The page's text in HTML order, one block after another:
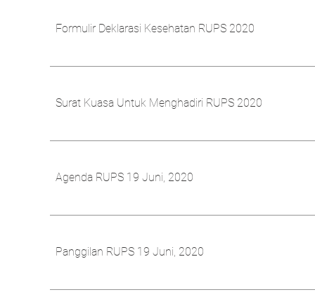
Formulir Deklarasi Kesehatan RUPS 2020
Surat Kuasa Untuk Menghadiri RUPS 2020
Agenda RUPS 19 Juni, 2020
Panggilan RUPS 19 Juni, 2020